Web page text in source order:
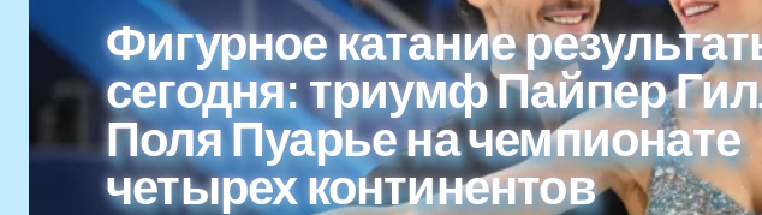
Фигурное катание
сегодня: триумф Пайпер
Поля Пуарье на чемпионате
четырех континентов